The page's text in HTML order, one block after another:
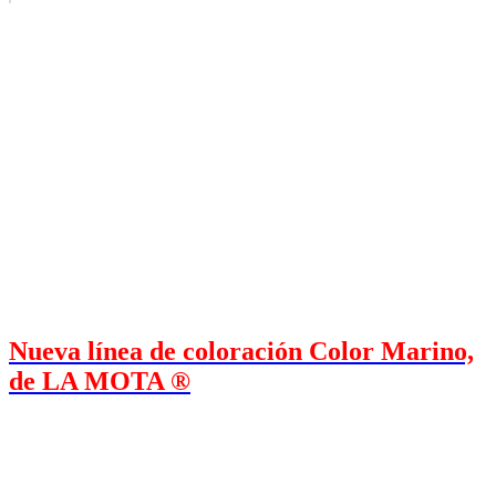
Nueva línea de coloración Color Marino,
de LA MOTA ®